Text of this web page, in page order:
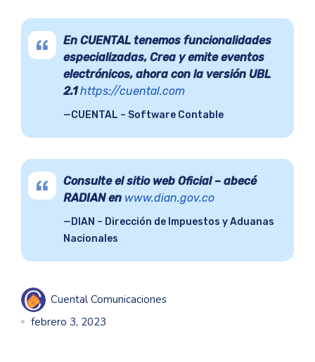
En CUENTAL tenemos funcionalidades
especializadas, Crea y emite eventos
electrónicos, ahora con la versión UBL
2.1 https://cuental.com
CUENTAL – Software Contable
Consulte el sitio web Oficial – abecé
RADIAN en www.dian.gov.co
DIAN – Dirección de Impuestos y Aduanas
Nacionales
Cuental Comunicaciones
febrero 3, 2023